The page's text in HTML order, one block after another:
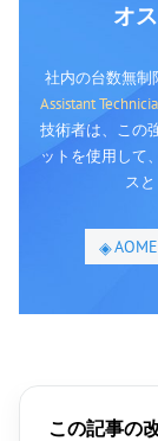
オ
社内の台数無制
Assistant
技術者は、この
ットを使用して
ス
この記事の